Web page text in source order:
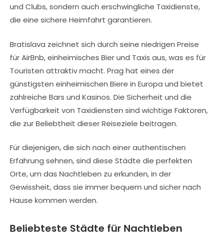
und Clubs, sondern auch erschwingliche Taxidienste,
die eine sichere Heimfahrt garantieren.
Bratislava zeichnet sich durch seine niedrigen Preise
für AirBnb, einheimisches Bier und Taxis aus, was es für
Touristen attraktiv macht. Prag hat eines der
günstigsten einheimischen Biere in Europa und bietet
zahlreiche Bars und Kasinos. Die Sicherheit und die
Verfügbarkeit von Taxidiensten sind wichtige Faktoren,
die zur Beliebtheit dieser Reiseziele beitragen.
Für diejenigen, die sich nach einer authentischen
Erfahrung sehnen, sind diese Städte die perfekten
Orte, um das Nachtleben zu erkunden, in der
Gewissheit, dass sie immer bequem und sicher nach
Hause kommen werden.
Beliebteste Städte für Nachtleben